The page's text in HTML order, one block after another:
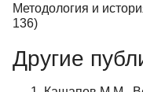
Методология и
136)
Другие